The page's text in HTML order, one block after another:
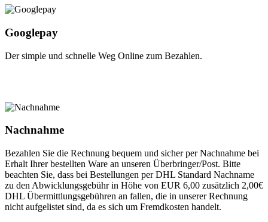
Googlepay
Der simple und schnelle Weg Online zum Bezahlen.
Nachnahme
Bezahlen Sie die Rechnung bequem und sicher per Nachnahme bei
Erhalt Ihrer bestellten Ware an unseren Überbringer/Post. Bitte
beachten Sie, dass bei Bestellungen per DHL Standard Nachname
zu den Abwicklungsgebühr in Höhe von EUR 6,00 zusätzlich 2,00€
DHL Übermittlungsgebühren an fallen, die in unserer Rechnung
nicht aufgelistet sind, da es sich um Fremdkosten handelt.